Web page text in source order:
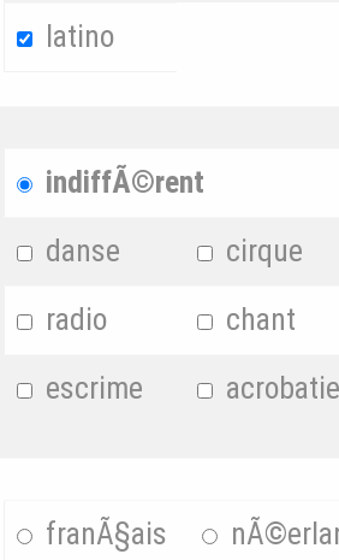
latino
indiffÃ©rent
danse
cirque
radio
chant
escrime
acrobatie
franÃ§ais